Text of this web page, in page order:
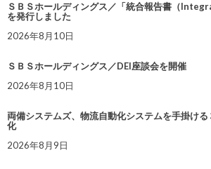
ＳＢＳホールディングス／「統合報告書（
を発行しました
2026年8月10日
ＳＢＳホールディングス／DEI座談会を開催
2026年8月10日
両備システムズ、物流自動化システムを手掛け
化
2026年8月9日